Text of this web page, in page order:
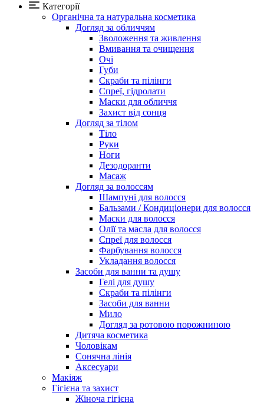
Категорії
Органічна та натуральна косметика
Догляд за обличчям
Зволоження та живлення
Вмивання та очищення
Очі
Губи
Скраби та пілінги
Спреї, гідролати
Маски для обличчя
Захист від сонця
Догляд за тілом
Тіло
Руки
Ноги
Дезодоранти
Масаж
Догляд за волоссям
Шампуні для волосся
Бальзами / Кондиціонери для волосся
Маски для волосся
Олії та масла для волосся
Спреї для волосся
Фарбування волосся
Укладання волосся
Засоби для ванни та душу
Гелі для душу
Скраби та пілінги
Засоби для ванни
Мило
Догляд за ротовою порожниною
Дитяча косметика
Чоловікам
Сонячна лінія
Аксесуари
Макіяж
Гігієна та захист
Жіноча гігієна